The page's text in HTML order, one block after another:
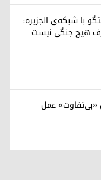
با شبکه‌ی الجزیره:
هیچ جنگی نیست
«بی‌تفاوت» عمل